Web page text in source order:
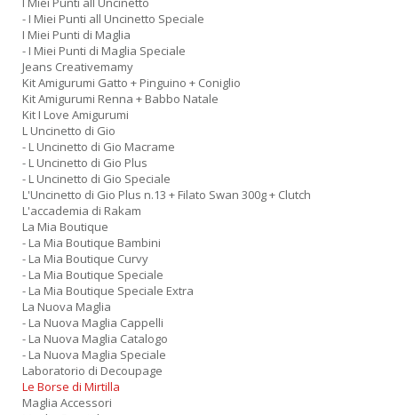
- I Miei Punti all Uncinetto Speciale
I Miei Punti di Maglia
- I Miei Punti di Maglia Speciale
Jeans Creativemamy
Kit Amigurumi Gatto + Pinguino + Coniglio
Kit Amigurumi Renna + Babbo Natale
Kit I Love Amigurumi
L Uncinetto di Gio
- L Uncinetto di Gio Macrame
- L Uncinetto di Gio Plus
- L Uncinetto di Gio Speciale
L'Uncinetto di Gio Plus n.13 + Filato Swan 300g + Clutch
L'accademia di Rakam
La Mia Boutique
- La Mia Boutique Bambini
- La Mia Boutique Curvy
- La Mia Boutique Speciale
- La Mia Boutique Speciale Extra
La Nuova Maglia
- La Nuova Maglia Cappelli
- La Nuova Maglia Catalogo
- La Nuova Maglia Speciale
Laboratorio di Decoupage
Le Borse di Mirtilla
Maglia Accessori